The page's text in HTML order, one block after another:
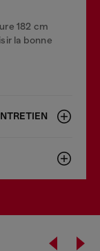
182 cm
la bonne